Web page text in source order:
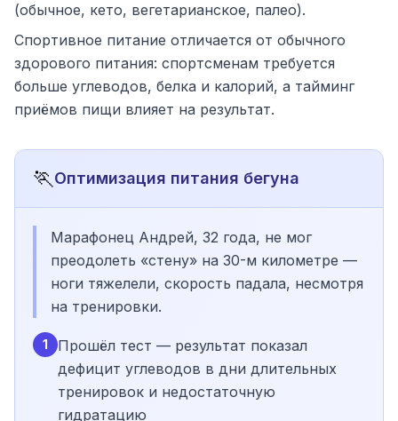
(обычное, кето, вегетарианское, палео).
Спортивное питание отличается от обычного
здорового питания: спортсменам требуется
больше углеводов, белка и калорий, а тайминг
приёмов пищи влияет на результат.
🏃Оптимизация питания бегуна
Марафонец Андрей, 32 года, не мог
преодолеть «стену» на 30-м километре —
ноги тяжелели, скорость падала, несмотря
на тренировки.
1
Прошёл тест — результат показал
дефицит углеводов в дни длительных
тренировок и недостаточную
гидратацию